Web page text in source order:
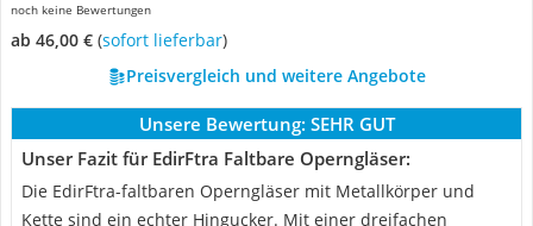
noch keine Bewertungen
ab 46,00 € ( Sofort lieferbar)
Preisvergleich und weitere Angebote
Unsere Bewertung: SEHR GUT
Unser Fazit für EdirFtra Faltbare Operngläser:
Die EdirFtra-faltbaren Operngläser mit Metallkörper und
Kette sind ein echter Hingucker. Mit einer dreifachen